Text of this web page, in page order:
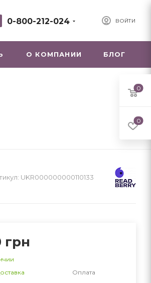
ВОЙТИ
0-800-212-024
О КОМПАНИИ БЛОГ
UKR000000000110133
грн
Оплата
0
0